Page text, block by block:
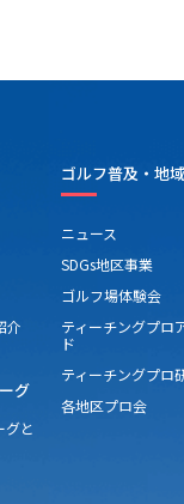
介
グ
グと
ゴルフ普及・地
ニュース
SDGs地区事業
ゴルフ場体験会
ティーチングプロ
ド
ティーチングプロ
各地区プロ会